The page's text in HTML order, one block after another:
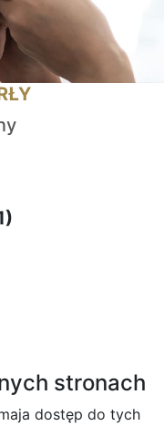
stronach
dostęp do tych